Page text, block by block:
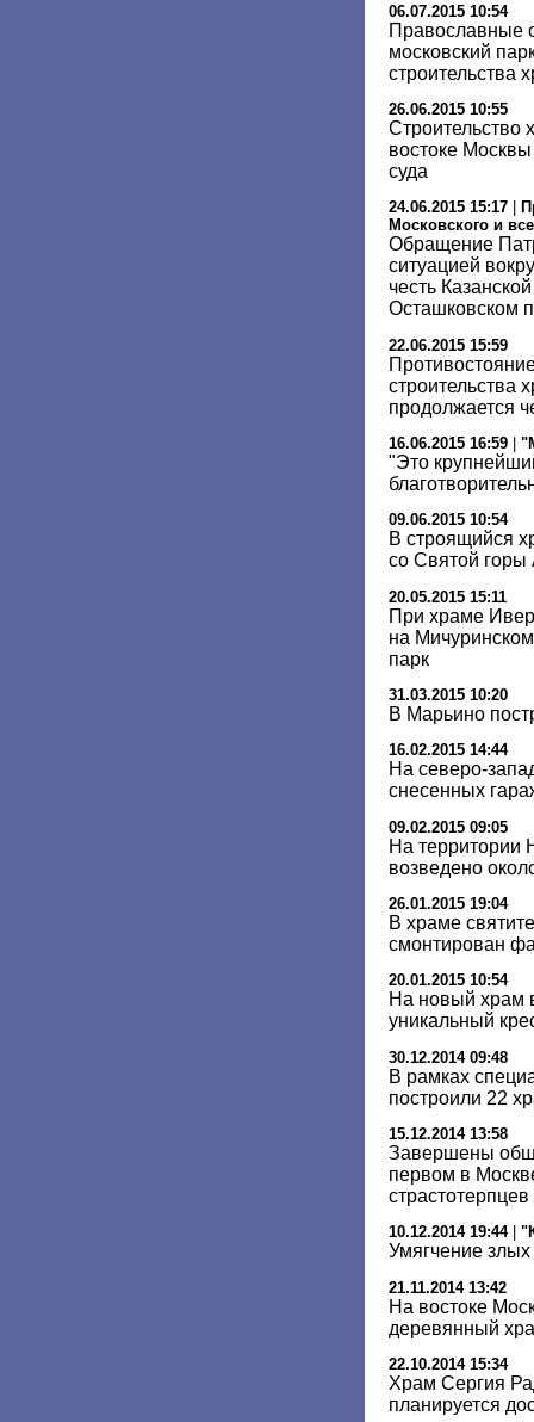
06.07.2015 10:54
Православные
московский
строительства
26.06.2015 10:55
Строительство
востоке
суда
24.06.2015 15:17
Московского и
Обращение
ситуацией
честь
Осташковском
22.06.2015 15:59
строительства
продолжается
16.06.2015 16:59
"Это
09.06.2015 10:54
В строящийся
со Святой
20.05.2015 15:11
При храме
на
парк
31.03.2015 10:20
В Марьино
16.02.2015 14:44
На северо-
снесенных
09.02.2015 09:05
На территории
возведено
26.01.2015 19:04
В храме
смонтирован
20.01.2015 10:54
На новый храм
уникальный
30.12.2014 09:48
В рамках
построили 22
15.12.2014 13:58
Завершены
первом в
страстотерпцев
10.12.2014 19:44|
Умягчение
21.11.2014 13:42
На востоке
деревянный
22.10.2014 15:34
Храм Сергия
планируется